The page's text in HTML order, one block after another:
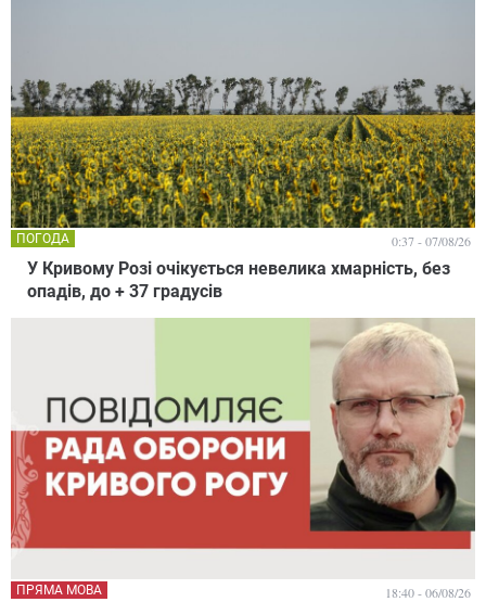
У Кривому Розі очікується невелика хмарність, без
опадів, до + 37 градусів
ПОГОДА 0:37 - 07/08/26
ПРЯМА МОВА 18:40 - 06/08/26